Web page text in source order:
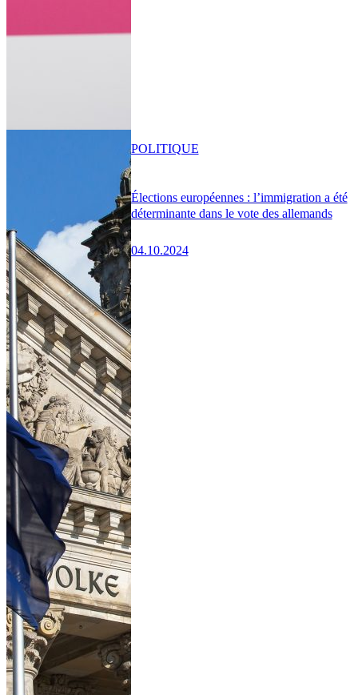
Élections européennes : l’immigration a été
déterminante dans le vote des allemands
04.10.2024
POLITIQUE